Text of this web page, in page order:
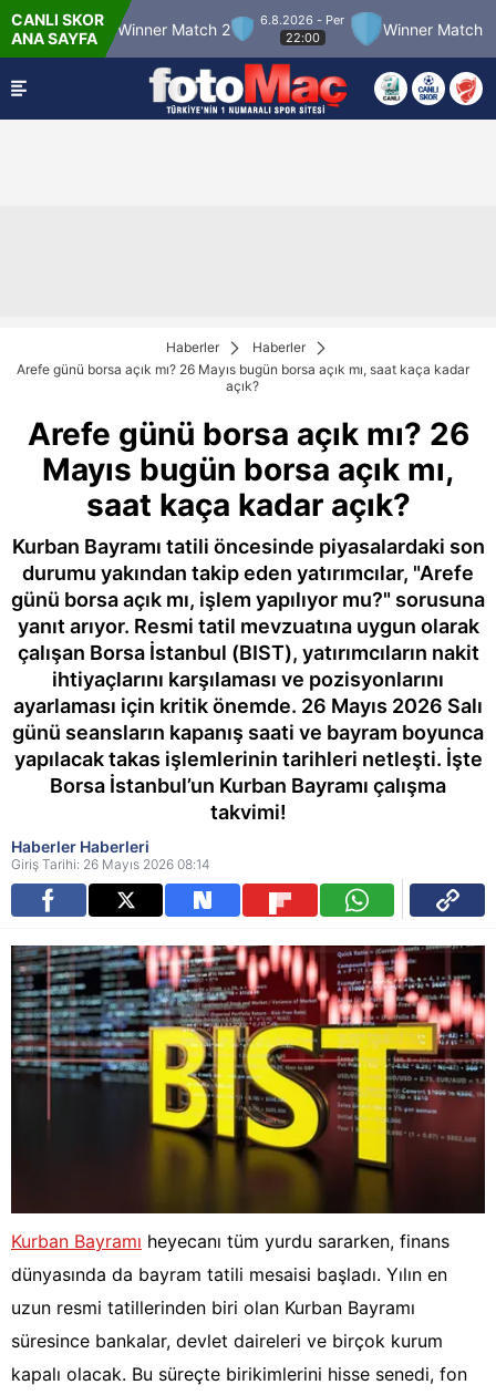
CANLI SKOR
ANA SAYFA
12 Winner Match 2
6.8.2026 - Per
22:00
Winner Match 3
Haberler
Haberler
Arefe günü borsa açık mı? 26 Mayıs bugün borsa açık mı, saat kaça kadar
açık?
Arefe günü borsa açık mı? 26
Mayıs bugün borsa açık mı,
saat kaça kadar açık?
Kurban Bayramı tatili öncesinde piyasalardaki son
durumu yakından takip eden yatırımcılar, "Arefe
günü borsa açık mı, işlem yapılıyor mu?" sorusuna
yanıt arıyor. Resmi tatil mevzuatına uygun olarak
çalışan Borsa İstanbul (BIST), yatırımcıların nakit
ihtiyaçlarını karşılaması ve pozisyonlarını
ayarlaması için kritik önemde. 26 Mayıs 2026 Salı
günü seansların kapanış saati ve bayram boyunca
yapılacak takas işlemlerinin tarihleri netleşti. İşte
Borsa İstanbul’un Kurban Bayramı çalışma
takvimi!
Haberler Haberleri
Giriş Tarihi: 26 Mayıs 2026 08:14
Kurban Bayramı heyecanı tüm yurdu sararken, finans
dünyasında da bayram tatili mesaisi başladı. Yılın en
uzun resmi tatillerinden biri olan Kurban Bayramı
süresince bankalar, devlet daireleri ve birçok kurum
kapalı olacak. Bu süreçte birikimlerini hisse senedi, fon